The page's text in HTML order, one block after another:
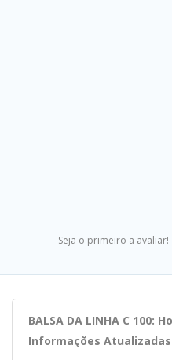
Seja o primeiro a avaliar!
BALSA DA LINHA C 100:
Informações Atualizadas